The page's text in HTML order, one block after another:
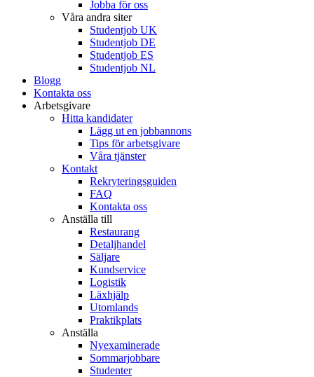
Jobba för oss
Våra andra siter
Studentjob UK
Studentjob DE
Studentjob ES
Studentjob NL
Blogg
Kontakta oss
Arbetsgivare
Hitta kandidater
Lägg ut en jobbannons
Tips för arbetsgivare
Våra tjänster
Kontakt
Rekryteringsguiden
FAQ
Kontakta oss
Anställa till
Restaurang
Detaljhandel
Säljare
Kundservice
Logistik
Läxhjälp
Utomlands
Praktikplats
Anställa
Nyexaminerade
Sommarjobbare
Studenter